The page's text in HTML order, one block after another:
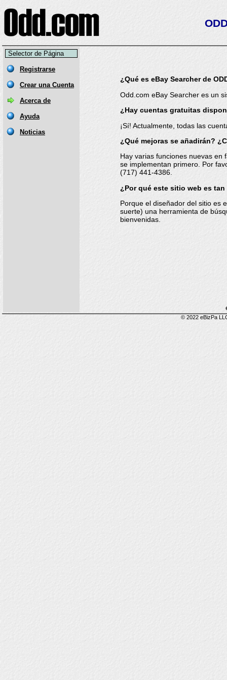
Selector de Página
¿Qué es eBay Searcher de
Odd.com eBay Searcher es un
¿Hay cuentas gratuitas
¡Sí! Actualmente, todas las
¿Qué mejoras se añadirán?
Hay varias funciones nuevas en
se implementan primero. Por
(717) 441-4386.
¿Por qué este sitio web es tan
Porque el diseñador del sitio es
suerte) una herramienta de
bienvenidas.
© 2022 eBizPa